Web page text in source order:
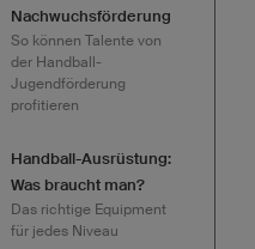
Nachwuchsförderung
So können Talente von
der Handball-
Jugendförderung
profitieren
Handball-Ausrüstung:
Was braucht man?
Das richtige Equipment
für jedes Niveau